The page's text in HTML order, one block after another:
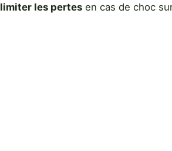
limiter les pertes en cas de choc